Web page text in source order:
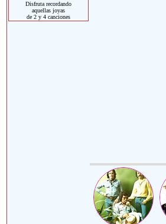
Disfruta recordando
aquellas joyas
de 2 y 4 canciones